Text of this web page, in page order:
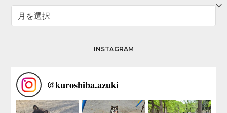
ー
INSTAGRAM
@kuroshiba.azuki